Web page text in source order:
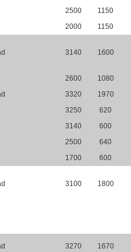
2500
1150
2000
1150
3140 1600
2600
1080
3320
1970
3250
620
3140
600
2500
640
1700
600
3100 1800
3270 1670